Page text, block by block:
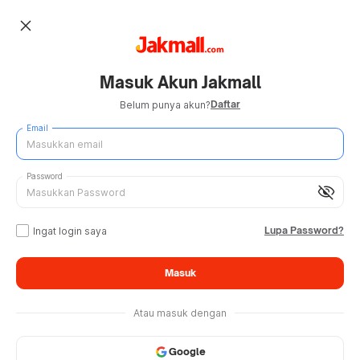
close
Masuk Akun Jakmall
Belum punya akun?Daftar
Email
visibility_off
Password
Ingat login saya Lupa Password?
Masuk
Atau masuk dengan
Google